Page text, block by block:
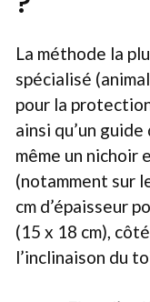
La méthode la
spécialisé
pour la
ainsi qu’un
même un nichoir
(notamment sur
cm d’épaisseur
(15 x 18 cm),
l’inclinaison du